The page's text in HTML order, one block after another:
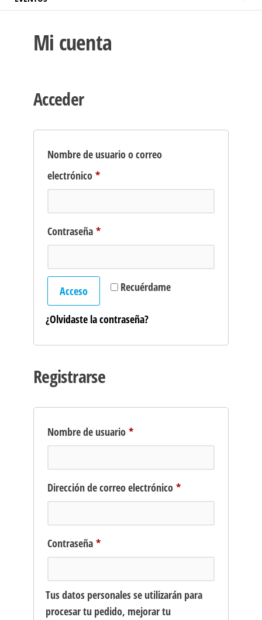
Mi cuenta
Acceder
Nombre de usuario o correo
electrónico *Obligatorio
Contraseña *Obligatorio
Recuérdame
Acceso
¿Olvidaste la contraseña?
Registrarse
Nombre de usuario *Obligatorio
Dirección de correo electrónico *Obligatorio
Contraseña *Obligatorio
Tus datos personales se utilizarán para
procesar tu pedido, mejorar tu